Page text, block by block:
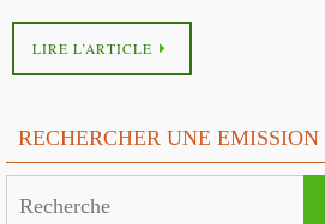
LIRE L’ARTICLE
RECHERCHER UNE EMISSION